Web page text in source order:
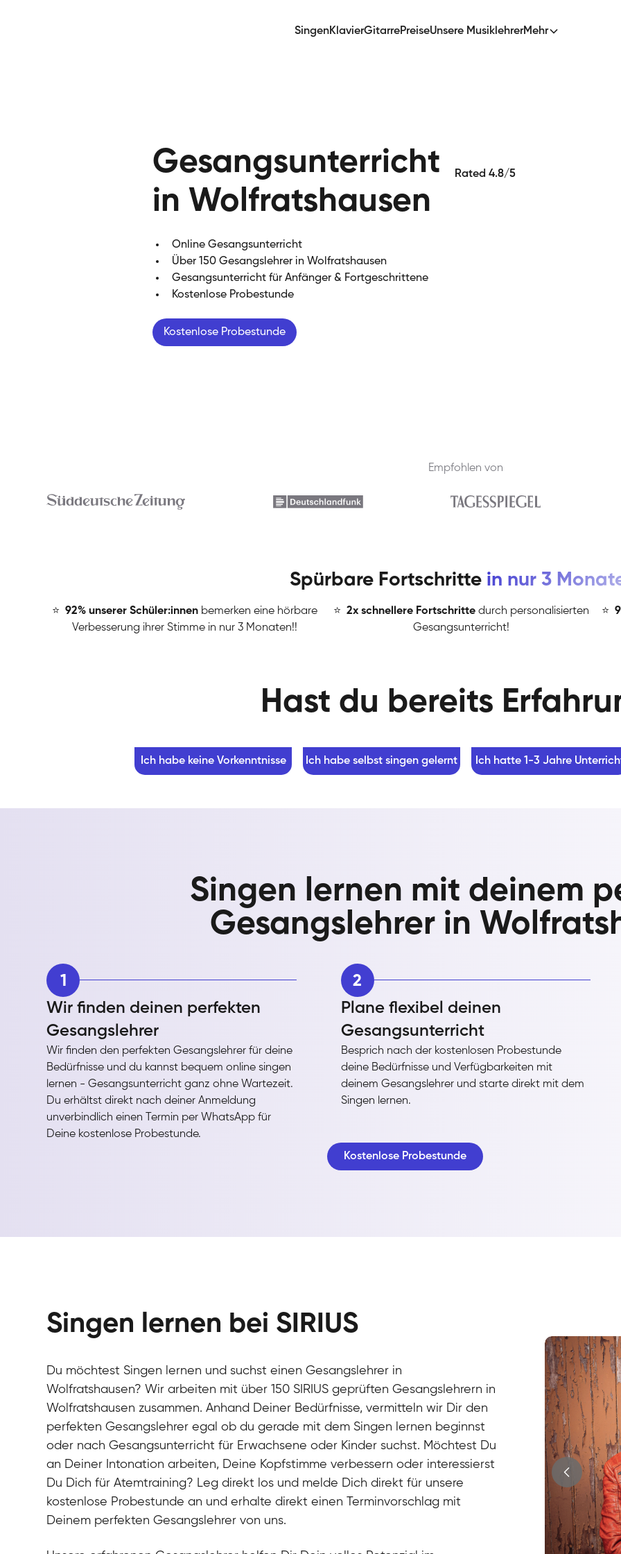
SingenKlavierGitarrePreiseUnsere MusiklehrerMehr
Gesangsunterricht
in Wolfratshausen
Online Gesangsunterricht
Über 150 Gesangslehrer in Wolfratshausen
Gesangsunterricht für Anfänger & Fortgeschrittene
Kostenlose Probestunde
Kostenlose Probestunde
Rated 4.8/5
Empfohlen von
Spürbare Fortschritte in nur 3
⭐ ️92% unserer Schüler:innen bemerken eine hörbare
Verbesserung ihrer Stimme in nur 3 Monaten!!
⭐ ️2x schnellere Fortschritte durch personalisierten
Gesangsunterricht!
⭐
Hast du bereits
Ich habe keine Vorkenntnisse Ich habe selbst singen gelernt Ich hatte 1-3 Jahre
Singen lernen mit deinem
Gesangslehrer in
1
Wir finden deinen perfekten
Gesangslehrer
Wir finden den perfekten Gesangslehrer für deine
Bedürfnisse und du kannst bequem online singen
lernen - Gesangsunterricht ganz ohne Wartezeit.
Du erhältst direkt nach deiner Anmeldung
unverbindlich einen Termin per WhatsApp für
Deine kostenlose Probestunde.
2
Plane flexibel deinen
Gesangsunterricht
Besprich nach der kostenlosen Probestunde
deine Bedürfnisse und Verfügbarkeiten mit
deinem Gesangslehrer und starte direkt mit dem
Singen lernen.
Kostenlose Probestunde
Singen lernen bei SIRIUS
Du möchtest Singen lernen und suchst einen Gesangslehrer in
Wolfratshausen? Wir arbeiten mit über 150 SIRIUS geprüften Gesangslehrern in
Wolfratshausen zusammen. Anhand Deiner Bedürfnisse, vermitteln wir Dir den
perfekten Gesangslehrer egal ob du gerade mit dem Singen lernen beginnst
oder nach Gesangsunterricht für Erwachsene oder Kinder suchst. Möchtest Du
an Deiner Intonation arbeiten, Deine Kopfstimme verbessern oder interessierst
Du Dich für Atemtraining? Leg direkt los und melde Dich direkt für unsere
kostenlose Probestunde an und erhalte direkt einen Terminvorschlag mit
Deinem perfekten Gesangslehrer von uns.
Stefan
Gesang /